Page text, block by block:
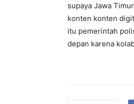
supaya Jawa
konten konten
itu pemerintah
depan karena